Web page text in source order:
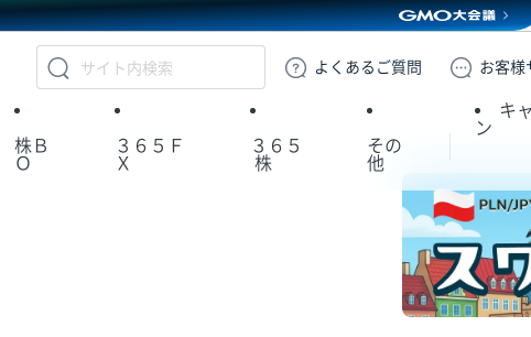
GMOクリック証券
よくある ご質問 お客様
株Ｂ
Ｏ
３６５Ｆ
Ｘ
３６５
株
その
他
キ
ン